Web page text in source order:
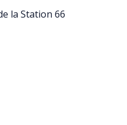
la Station 66